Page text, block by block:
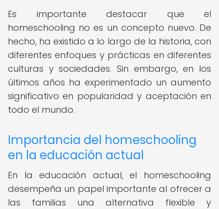
Es importante destacar que el
homeschooling no es un concepto nuevo. De
hecho, ha existido a lo largo de la historia, con
diferentes enfoques y prácticas en diferentes
culturas y sociedades. Sin embargo, en los
últimos años ha experimentado un aumento
significativo en popularidad y aceptación en
todo el mundo.
Importancia del homeschooling
en la educación actual
En la educación actual, el homeschooling
desempeña un papel importante al ofrecer a
las familias una alternativa flexible y